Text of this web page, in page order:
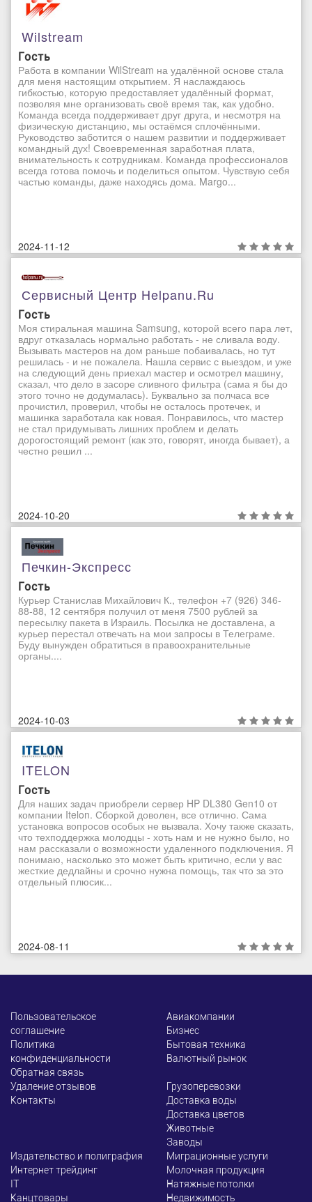
Wilstream
Гость
Работа в компании WilStream на удалённой основе стала
для меня настоящим открытием. Я наслаждаюсь
гибкостью, которую предоставляет удалённый формат,
позволяя мне организовать своё время так, как удобно.
Команда всегда поддерживает друг друга, и несмотря на
физическую дистанцию, мы остаёмся сплочёнными.
Руководство заботится о нашем развитии и поддерживает
командный дух! Своевременная заработная плата,
внимательность к сотрудникам. Команда профессионалов
всегда готова помочь и поделиться опытом. Чувствую себя
частью команды, даже находясь дома. Margo...
2024-11-12
Сервисный Центр Helpanu.ru
Гость
Моя стиральная машина Samsung, которой всего пара лет,
вдруг отказалась нормально работать - не сливала воду.
Вызывать мастеров на дом раньше побаивалась, но тут
решилась - и не пожалела. Нашла сервис с выездом, и уже
на следующий день приехал мастер и осмотрел машину,
сказал, что дело в засоре сливного фильтра (сама я бы до
этого точно не додумалась). Буквально за полчаса все
прочистил, проверил, чтобы не осталось протечек, и
машинка заработала как новая. Понравилось, что мастер
не стал придумывать лишних проблем и делать
дорогостоящий ремонт (как это, говорят, иногда бывает), а
честно решил ...
2024-10-20
Печкин-Экспресс
Гость
Курьер Станислав Михайлович К., телефон +7 (926) 346-
88-88, 12 сентября получил от меня 7500 рублей за
пересылку пакета в Израиль. Посылка не доставлена, а
курьер перестал отвечать на мои запросы в Телеграме.
Буду вынужден обратиться в правоохранительные
органы....
2024-10-03
ITELON
Гость
Для наших задач приобрели сервер HP DL380 Gen10 от
компании Itelon. Сборкой доволен, все отлично. Сама
установка вопросов особых не вызвала. Хочу также сказать,
что техподдержка молодцы - хоть нам и не нужно было, но
нам рассказали о возможности удаленного подключения. Я
понимаю, насколько это может быть критично, если у вас
жесткие дедлайны и срочно нужна помощь, так что за это
отдельный плюсик...
2024-08-11
Пользовательское
соглашение
Политика
конфиденциальности
Обратная связь
Удаление отзывов
Контакты
Авиакомпании
Бизнес
Бытовая техника
Валютный рынок
Грузоперевозки
Доставка воды
Доставка цветов
Животные
Заводы
Издательство и полиграфия
Интернет трейдинг
ІТ
Канцтовары
Миграционные услуги
Молочная продукция
Натяжные потолки
Недвижимость